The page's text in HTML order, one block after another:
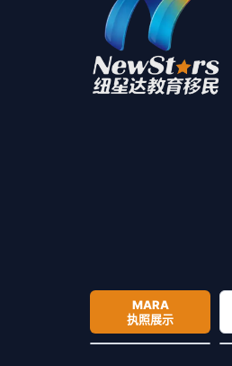
MARA
执照展示